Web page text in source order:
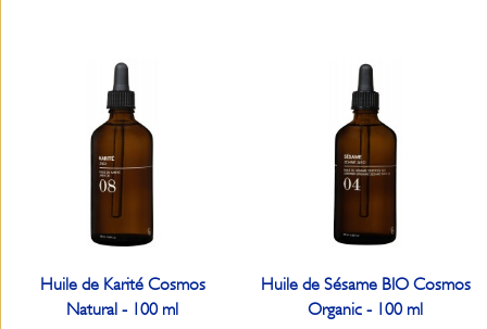
Huile de Karité Cosmos
Natural - 100 ml
Huile de Sésame BIO Cosmos
Organic - 100 ml